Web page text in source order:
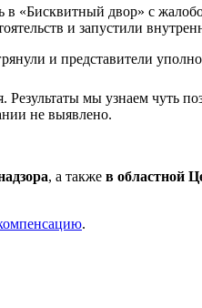
«Бисквитный двор» с
и запустили
и представители
мы узнаем чуть
не выявлено.
, а также в областной
.